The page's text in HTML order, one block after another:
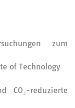
zum
of Technology
reduzierte